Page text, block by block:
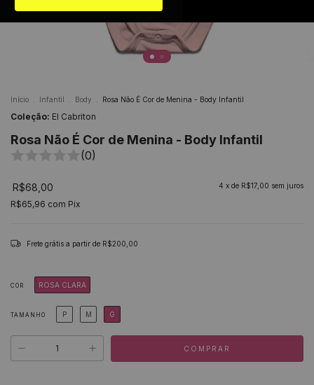
Início Infantil Body Rosa Não É Cor de Menina - Body Infantil
Coleção: El Cabriton
Rosa Não É Cor de Menina - Body Infantil
(0)
R$68,00 4 x de R$17,00 sem juros
R$65,96 com Pix
Frete grátis a partir de R$200,00
COR ROSA CLARA
TAMANHO P M G